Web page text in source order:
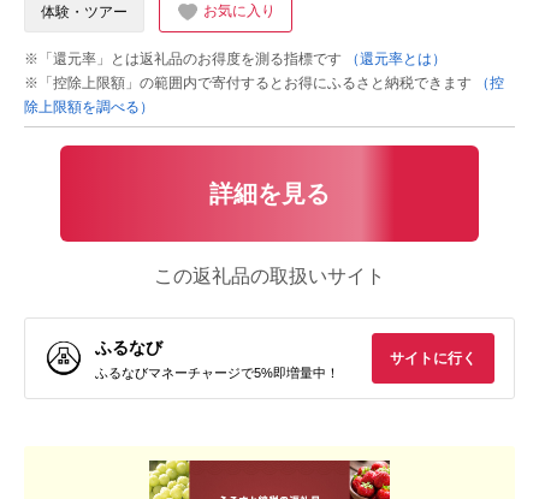
体験・ツアー お気に入り
※「還元率」とは返礼品のお得度を測る指標です
（還元率とは）
※「控除上限額」の範囲内で寄付するとお得にふるさと納税できます
（控
除上限額を調べる）
詳細を見る
この返礼品の取扱いサイト
ふるなび
ふるなびマネーチャージで5%即増量中！
サイトに行く